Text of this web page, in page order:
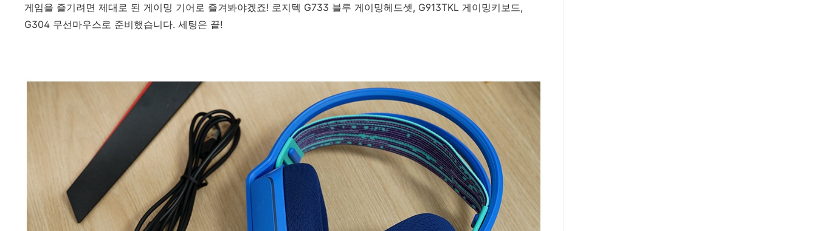
게임을 즐기려면 제대로 된 게이밍 기어로 즐겨봐야겠죠! 로지텍 G733 블루 게이밍헤드셋, G913TKL 게이밍키보드,
G304 무선마우스로 준비했습니다. 세팅은 끝!